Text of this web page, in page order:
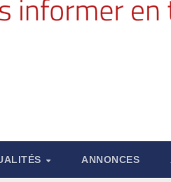
ANNONCES